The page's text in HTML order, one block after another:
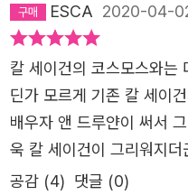
속할 여유가 더는 없습니다.
로 해결해 내지 못할 경우, 지
요.
제가 한국의 독자들에게 특별
한국은 혁신에서 세계를 선
역사의 이 위험한 순간에 필
바랍니다. 세계를 지속 가능
세계 흥행과 2015년 라이
은 앤 드루얀의 노력 없이
서 21세기의 과학 베스트
이자 뉴욕 자연사 박물관
디그래스 타이슨은 앤 드
혼”이라고 했던 것이다. 역사상 가장 많은 사람이 읽은 과학
책 중 하나인 칼 세이건 『코
ESCA 2020-04-
칼 세이건의 코스모스와는
딘가 모르게 기존 칼 세이
배우자 앤 드루얀이 써서
욱 칼 세이건이 그리워지더
공감 (4) 댓글 (0)